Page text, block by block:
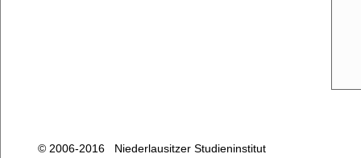
© 2006-2016 Niederlausitzer Studieninstitut